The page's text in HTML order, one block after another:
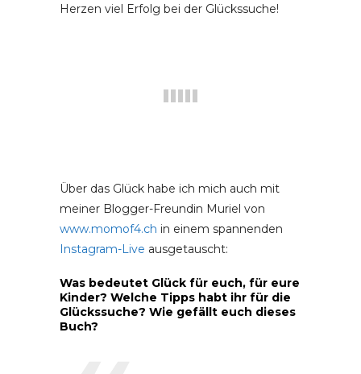
Herzen viel Erfolg bei der Glückssuche!
Über das Glück habe ich mich auch mit
meiner Blogger-Freundin Muriel von
www.momof4.ch in einem spannenden
Instagram-Live ausgetauscht:
Was bedeutet Glück für euch, für eure
Kinder? Welche Tipps habt ihr für die
Glückssuche? Wie gefällt euch dieses
Buch?